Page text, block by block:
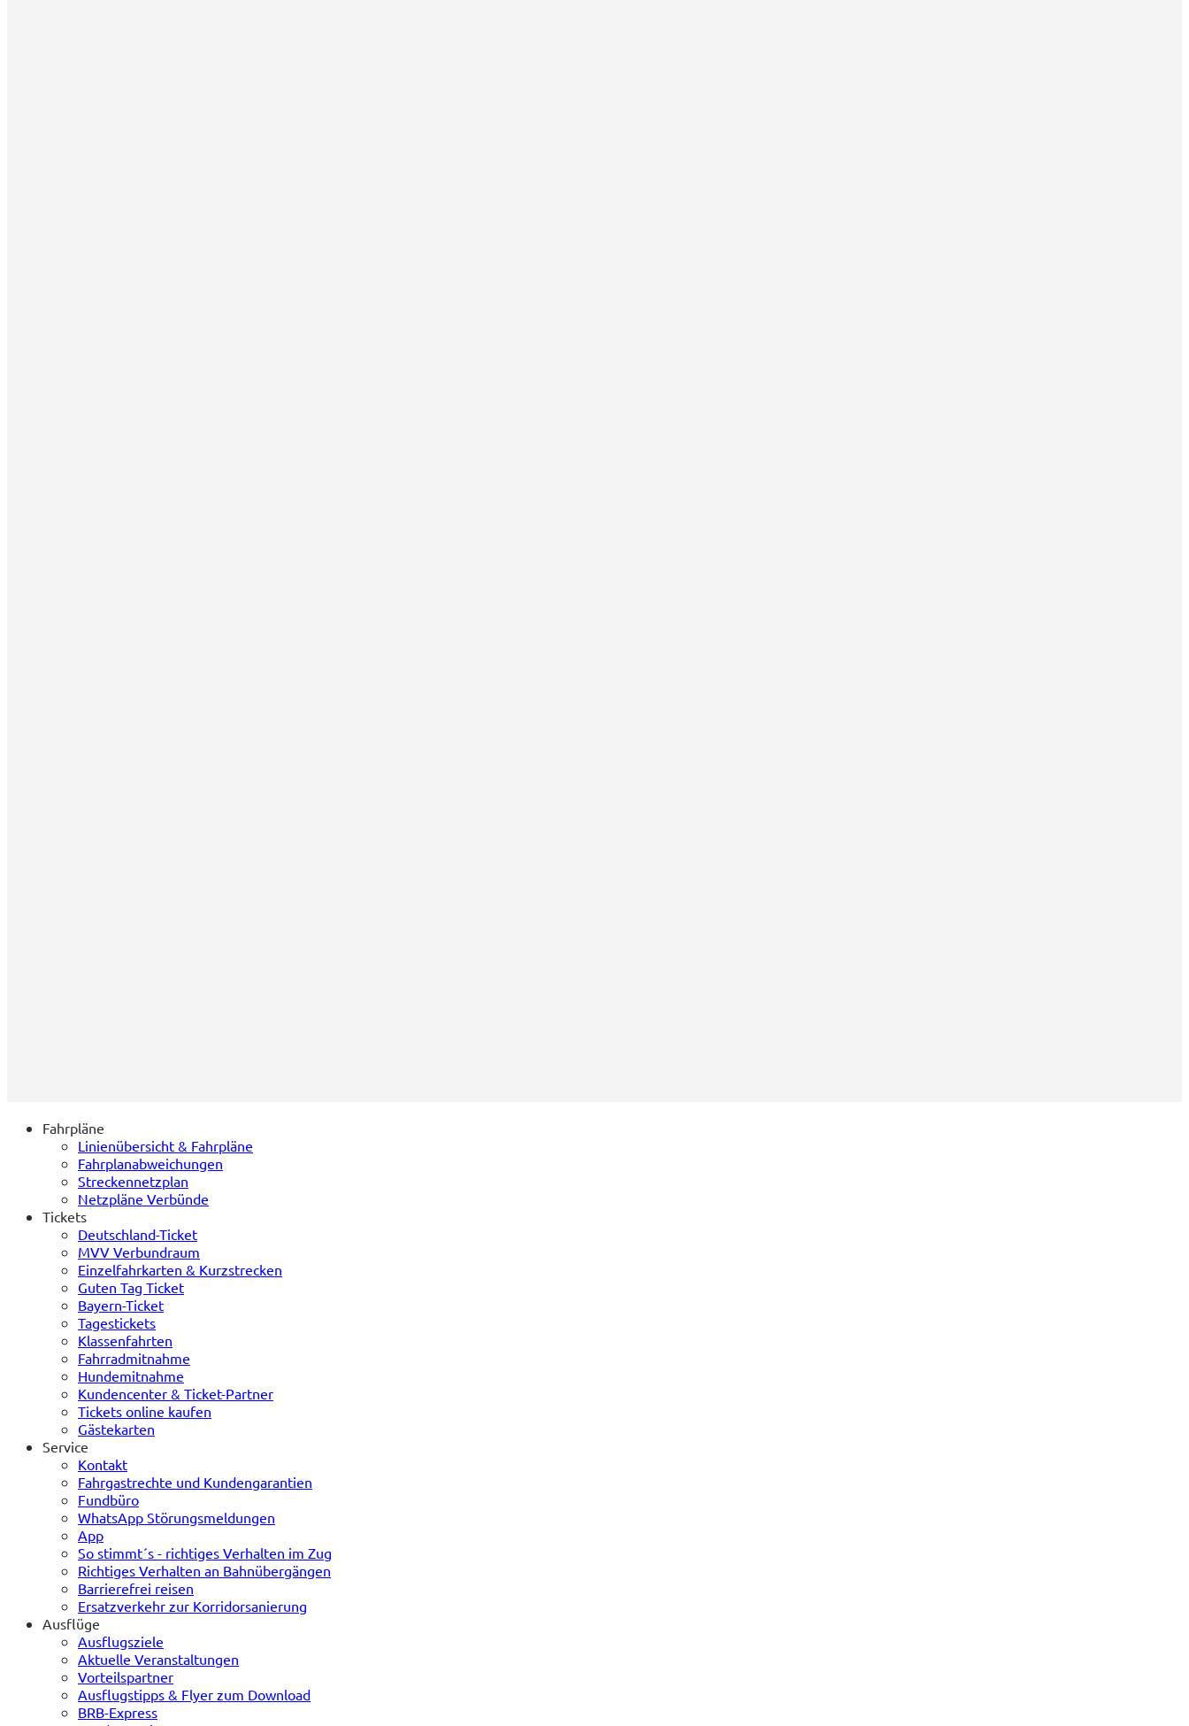
Fahrpläne
Linienübersicht & Fahrpläne
Fahrplanabweichungen
Streckennetzplan
Netzpläne Verbünde
Tickets
Deutschland-Ticket
MVV Verbundraum
Einzelfahrkarten & Kurzstrecken
Guten Tag Ticket
Bayern-Ticket
Tagestickets
Klassenfahrten
Fahrradmitnahme
Hundemitnahme
Kundencenter & Ticket-Partner
Tickets online kaufen
Gästekarten
Service
Kontakt
Fahrgastrechte und Kundengarantien
Fundbüro
WhatsApp Störungsmeldungen
App
So stimmt´s - richtiges Verhalten im Zug
Richtiges Verhalten an Bahnübergängen
Barrierefrei reisen
Ersatzverkehr zur Korridorsanierung
Ausflüge
Ausflugsziele
Aktuelle Veranstaltungen
Vorteilspartner
Ausflugstipps & Flyer zum Download
BRB-Express